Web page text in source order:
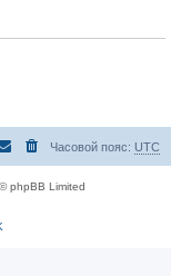
Часовой пояс: UTC
phpBB Limited